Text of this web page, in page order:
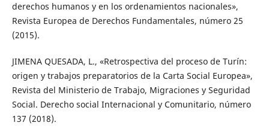
derechos humanos y en los ordenamientos nacionales»,
Revista Europea de Derechos Fundamentales, número 25
(2015).
JIMENA QUESADA, L., «Retrospectiva del proceso de Turín:
origen y trabajos preparatorios de la Carta Social Europea»,
Revista del Ministerio de Trabajo, Migraciones y Seguridad
Social. Derecho social Internacional y Comunitario, número
137 (2018).